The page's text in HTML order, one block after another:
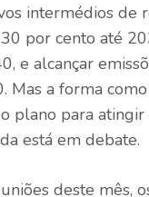
intermédios de
por cento até
e alcançar
Mas a forma
plano para atingir
está em debate.
deste mês,